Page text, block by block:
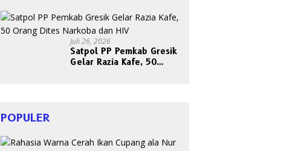
Panen Bersama Buah dan
Sayuran
Juli 26, 2026
Satpol PP Pemkab Gresik
Gelar Razia Kafe, 50
POPULER